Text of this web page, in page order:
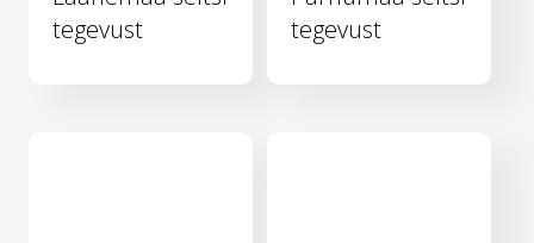
tegevust
tegevust